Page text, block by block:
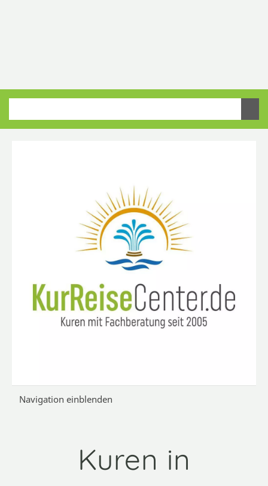
Navigation einblenden
Kuren in